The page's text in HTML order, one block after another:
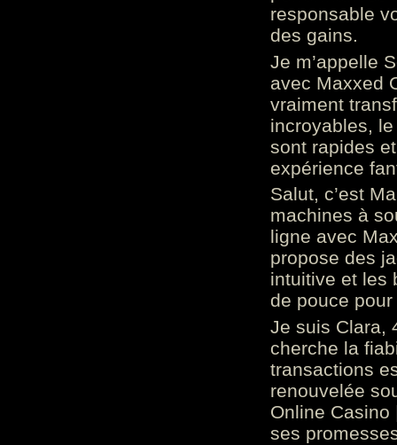
responsable
des gains.
Je m’appelle
avec Maxxed
vraiment
incroyables,
sont rapides
expérience
Salut, c’est
machines à
ligne avec
propose des
intuitive et les
de pouce
Je suis Clara,
cherche la
transactions
renouvelée
Online
ses